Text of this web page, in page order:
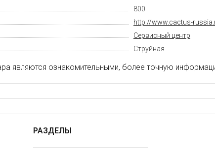
800
http://www.cactus-
Cервисный центр
Струйная
являются ознакомительными, более точную
РАЗДЕЛЫ